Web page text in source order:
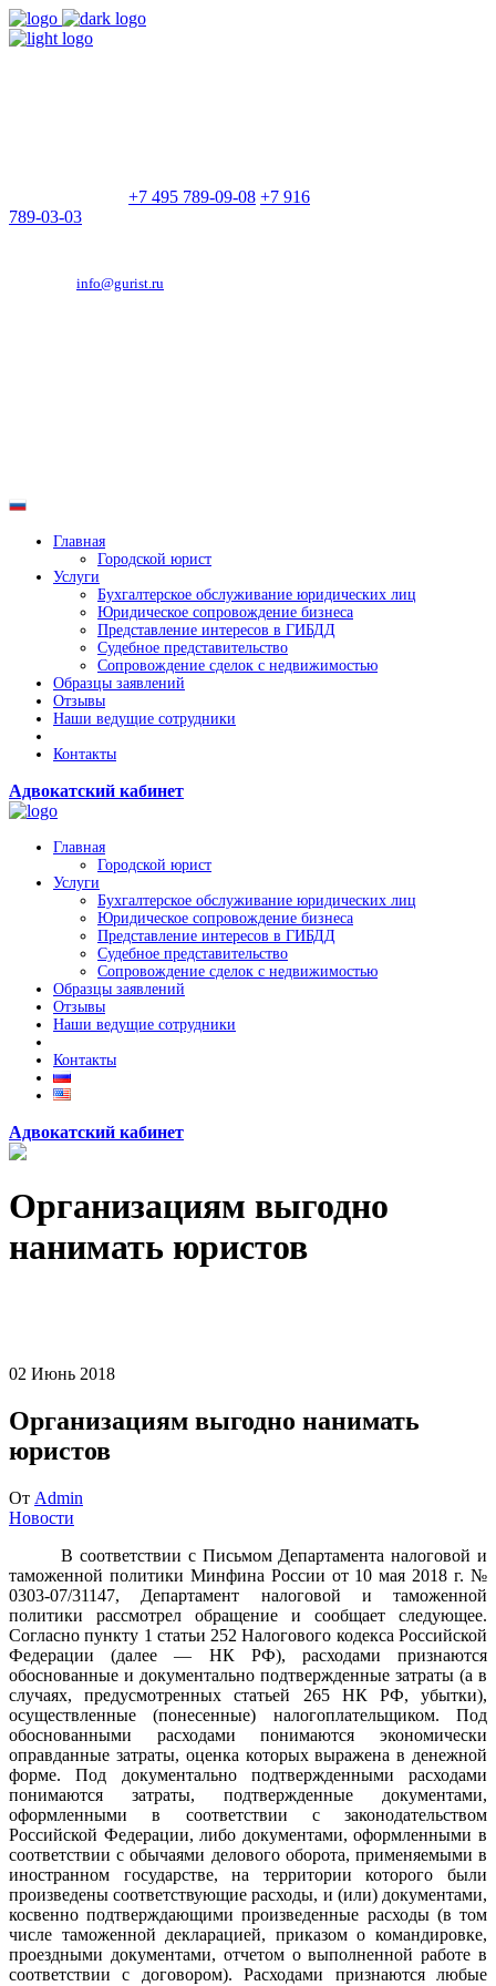
+7 495 789-09-08 +7 916
789-03-03
info@gurist.ru
Главная
Городской юрист
Услуги
Бухгалтерское обслуживание юридических лиц
Юридическое сопровождение бизнеса
Представление интересов в ГИБДД
Судебное представительство
Сопровождение сделок с недвижимостью
Образцы заявлений
Отзывы
Наши ведущие сотрудники
Контакты
Адвокатский кабинет
Главная
Городской юрист
Услуги
Бухгалтерское обслуживание юридических лиц
Юридическое сопровождение бизнеса
Представление интересов в ГИБДД
Судебное представительство
Сопровождение сделок с недвижимостью
Образцы заявлений
Отзывы
Наши ведущие сотрудники
Контакты
Адвокатский кабинет
Организациям выгодно
нанимать юристов
02 Июнь 2018
Организациям выгодно нанимать
юристов
От Admin
Новости
В соответствии с Письмом Департамента налоговой и
таможенной политики Минфина России от 10 мая 2018 г. №
0303-07/31147, Департамент налоговой и таможенной
политики рассмотрел обращение и сообщает следующее.
Согласно пункту 1 статьи 252 Налогового кодекса Российской
Федерации (далее — НК РФ), расходами признаются
обоснованные и документально подтвержденные затраты (а в
случаях, предусмотренных статьей 265 НК РФ, убытки),
осуществленные (понесенные) налогоплательщиком. Под
обоснованными расходами понимаются экономически
оправданные затраты, оценка которых выражена в денежной
форме. Под документально подтвержденными расходами
понимаются затраты, подтвержденные документами,
оформленными в соответствии с законодательством
Российской Федерации, либо документами, оформленными в
соответствии с обычаями делового оборота, применяемыми в
иностранном государстве, на территории которого были
произведены соответствующие расходы, и (или) документами,
косвенно подтверждающими произведенные расходы (в том
числе таможенной декларацией, приказом о командировке,
проездными документами, отчетом о выполненной работе в
соответствии с договором). Расходами признаются любые